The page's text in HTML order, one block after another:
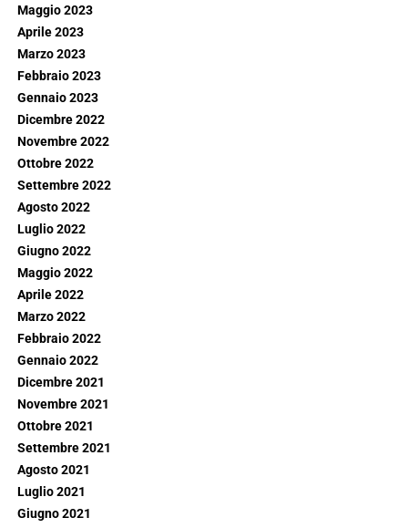
Maggio 2023
Aprile 2023
Marzo 2023
Febbraio 2023
Gennaio 2023
Dicembre 2022
Novembre 2022
Ottobre 2022
Settembre 2022
Agosto 2022
Luglio 2022
Giugno 2022
Maggio 2022
Aprile 2022
Marzo 2022
Febbraio 2022
Gennaio 2022
Dicembre 2021
Novembre 2021
Ottobre 2021
Settembre 2021
Agosto 2021
Luglio 2021
Giugno 2021